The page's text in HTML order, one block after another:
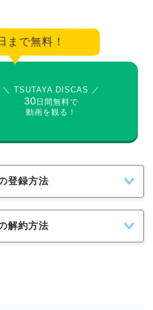
まで無料！
＼ TSUTAYA DISCAS ／
30 日間無料で
動画を観る！
登録方法
解約方法